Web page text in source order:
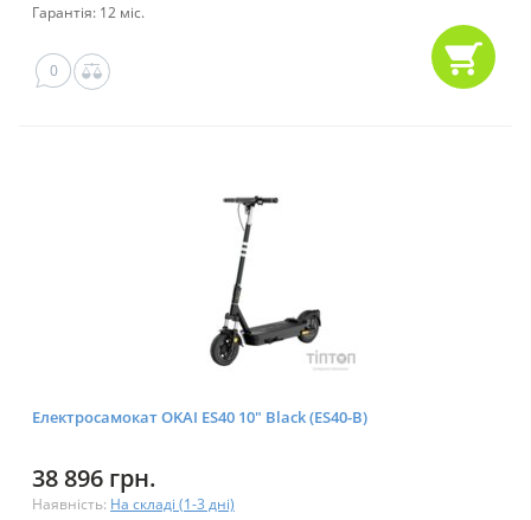
Гарантія: 12 міс.
0
Електросамокат OKAI ES40 10" Black (ES40-B)
38 896 грн.
Наявність: На складі (1-3 дні)